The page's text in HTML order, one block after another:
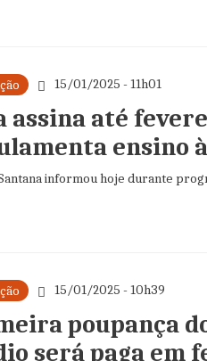
15/01/2025 - 11h01
assina até
ensino
informou hoje durante
15/01/2025 - 10h39
poupança
será paga em